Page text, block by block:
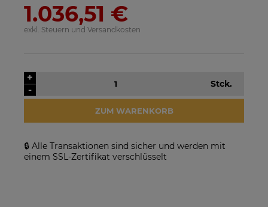
VERFÜGBARKEIT DER
1.036,51 €
exkl. Steuern und Versandkosten
-
+
Stck.
ZUM WARENKORB
🔒 Alle Transaktionen sind sicher und werden mit
einem SSL-Zertifikat verschlüsselt